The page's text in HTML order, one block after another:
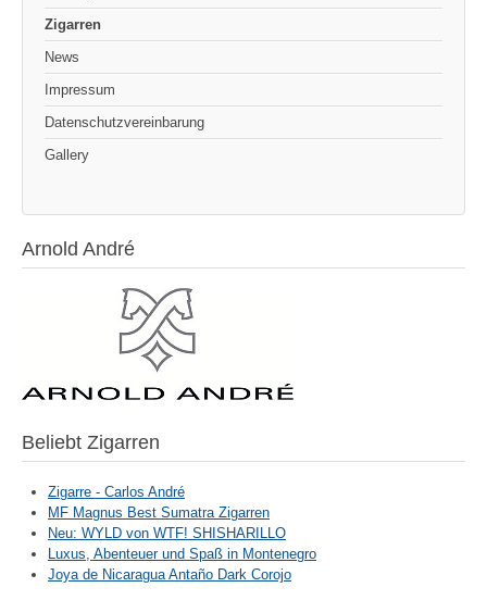
Zigarren
News
Impressum
Datenschutzvereinbarung
Gallery
Arnold André
Beliebt Zigarren
Zigarre - Carlos André
MF Magnus Best Sumatra Zigarren
Neu: WYLD von WTF! SHISHARILLO
Luxus, Abenteuer und Spaß in Montenegro
Joya de Nicaragua Antaño Dark Corojo